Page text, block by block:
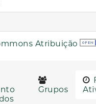
Atribuição
Grupos